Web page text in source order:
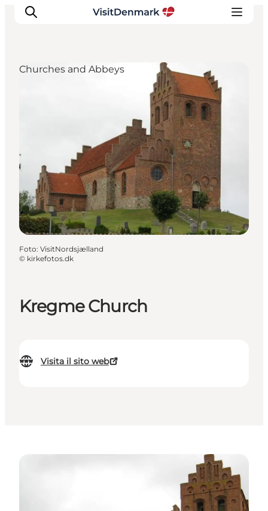
Dove dormire
Pianifica il viaggio
Kregme Church
Visita il sito web
Churches and Abbeys
Foto: VisitNordsjælland
© kirkefotos.dk